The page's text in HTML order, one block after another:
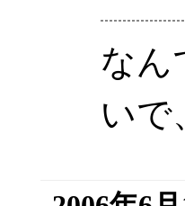
なん
いで